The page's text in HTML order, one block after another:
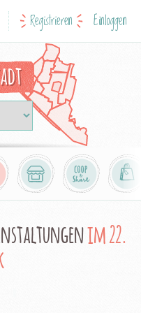
Registrieren Einloggen
im 22.